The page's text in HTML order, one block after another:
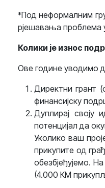
*Под неформалним
рјешавања проблема
Колики је износ
Ове године уводимо
Директни грант
финансијску
Дуплирај своју
потенцијал да
Уколико ваш
прикупите од
обезбјеђујемо.
(4.000 КМ